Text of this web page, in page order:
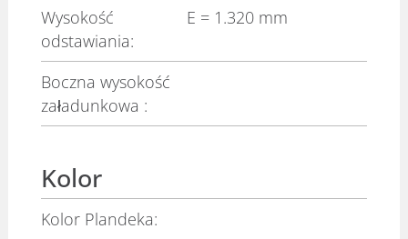
Wysokość
odstawiania:
E = 1.320 mm
Boczna wysokość
załadunkowa :
Kolor
Kolor Plandeka: